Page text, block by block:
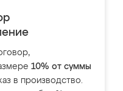
10% от суммы
в производство.